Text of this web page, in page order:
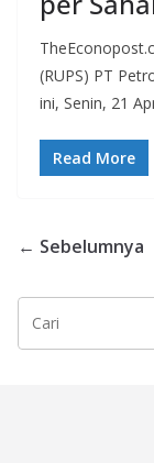
(RUPS) PT
ini, Senin, 21
Read More
← Sebelumnya